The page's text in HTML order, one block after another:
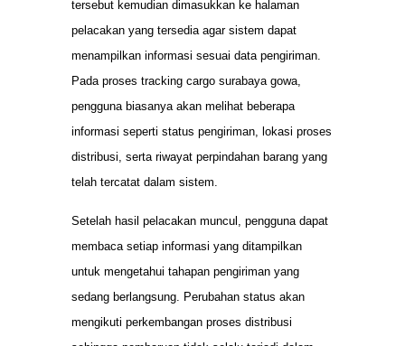
tersebut kemudian dimasukkan ke halaman
pelacakan yang tersedia agar sistem dapat
menampilkan informasi sesuai data pengiriman.
Pada proses tracking cargo surabaya gowa,
pengguna biasanya akan melihat beberapa
informasi seperti status pengiriman, lokasi proses
distribusi, serta riwayat perpindahan barang yang
telah tercatat dalam sistem.
Setelah hasil pelacakan muncul, pengguna dapat
membaca setiap informasi yang ditampilkan
untuk mengetahui tahapan pengiriman yang
sedang berlangsung. Perubahan status akan
mengikuti perkembangan proses distribusi